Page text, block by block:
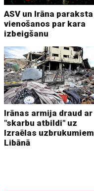
ASV un Irāna paraksta
vienošanos par kara
izbeigšanu
Irānas armija draud ar
"skarbu atbildi" uz
Izraēlas uzbrukumiem
Libānā